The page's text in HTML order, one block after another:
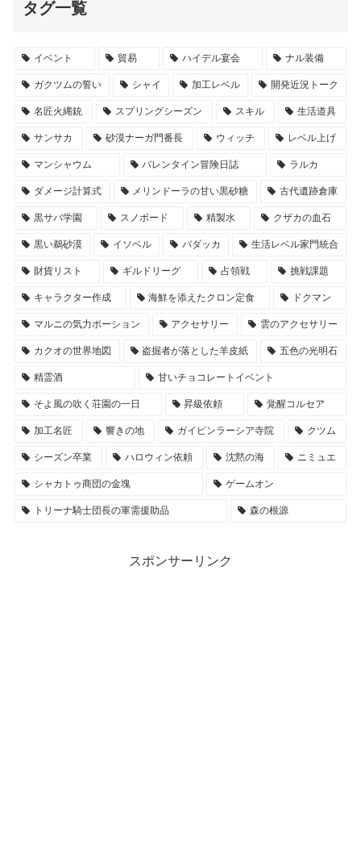
タグ一覧
イベント 貿易 ハイデル宴会 ナル装備
ガクツムの誓い シャイ 加工レベル 開発近況トーク
名匠火縄銃 スプリングシーズン スキル 生活道具
サンサカ 砂漠ナーガ門番長 ウィッチ レベル上げ
マンシャウム バレンタイン冒険日誌 ラルカ
ダメージ計算式 メリンドーラの甘い黒砂糖 古代遺跡倉庫
黒サバ学園 スノボード 精製水 クザカの血石
黒い鵜砂漠 イソベル バダッカ 生活レベル家門統合
財貨リスト ギルドリーグ 占領戦 挑戦課題
キャラクター作成 海鮮を添えたクロン定食 ドクマン
マルニの気力ポーション アクセサリー 雲のアクセサリー
カクオの世界地図 盗掘者が落とした羊皮紙 五色の光明石
精霊酒 甘いチョコレートイベント
そよ風の吹く荘園の一日 昇級依頼 覚醒コルセア
加工名匠 響きの地 ガイピンラーシア寺院 クツム
シーズン卒業 ハロウィン依頼 沈黙の海 ニミュエ
シャカトゥ商団の金塊 ゲームオン
トリーナ騎士団長の軍需援助品 森の根源
スポンサーリンク